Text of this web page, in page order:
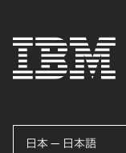
日本 — 日本語